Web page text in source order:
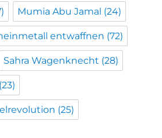
Mumia Abu Jamal (24)
entwaffnen (72)
Sahra Wagenknecht (28)
(23)
(25)